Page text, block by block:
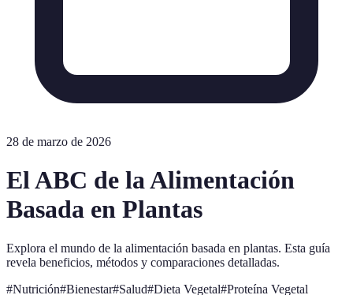
28 de marzo de 2026
El ABC de la Alimentación
Basada en Plantas
Explora el mundo de la alimentación basada en plantas. Esta guía
revela beneficios, métodos y comparaciones detalladas.
#Nutrición#Bienestar#Salud#Dieta Vegetal#Proteína Vegetal